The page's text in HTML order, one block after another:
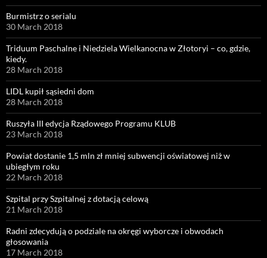
Burmistrz o serialu
30 March 2018
Triduum Paschalne i Niedziela Wielkanocna w Złotoryi – co, gdzie,
kiedy.
28 March 2018
LIDL kupił sąsiedni dom
28 March 2018
Ruszyła III edycja Rządowego Programu KLUB
23 March 2018
Powiat dostanie 1,5 mln zł mniej subwencji oświatowej niż w
ubiegłym roku
22 March 2018
Szpital przy Szpitalnej z dotacją celową
21 March 2018
Radni zdecydują o podziale na okręgi wyborcze i obwodach
głosowania
17 March 2018